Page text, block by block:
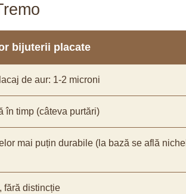
bijuterii placate
de aur: 1-2 microni
în timp (câteva purtări)
mai puțin durabile (la bază se află
fără distincție